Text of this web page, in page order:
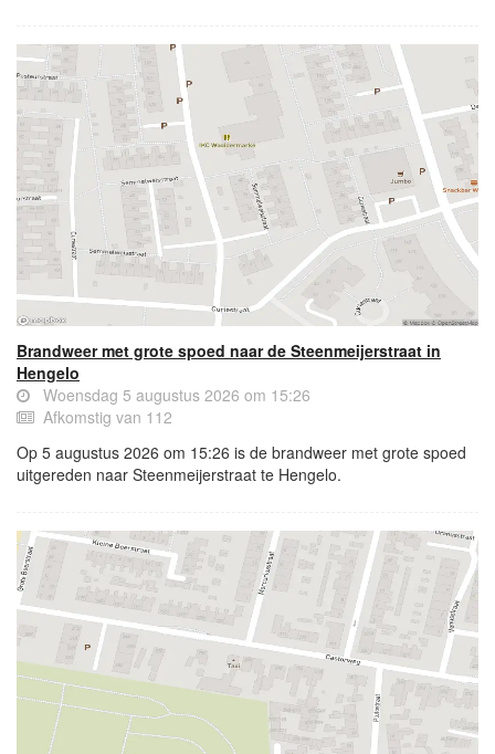
Brandweer met grote spoed naar de Steenmeijerstraat in
Hengelo
Woensdag 5 augustus 2026 om 15:26
Afkomstig van 112
Op 5 augustus 2026 om 15:26 is de brandweer met grote spoed
uitgereden naar Steenmeijerstraat te Hengelo.